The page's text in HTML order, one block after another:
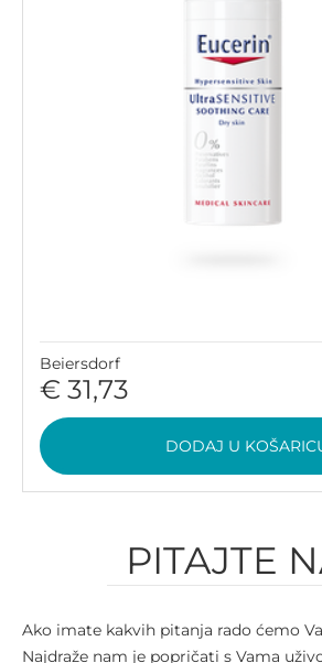
Beiersdorf
€ 31,73
DODAJ U
PITAJTE
Ako imate kakvih pitanja rado ćemo
Najdraže nam je popričati s Vama